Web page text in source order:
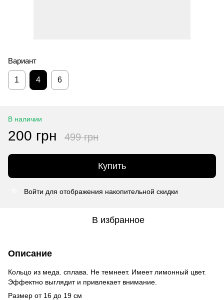
Вариант
1 4 6
В наличии
200 грн 499 грн
Купить
Войти для отображения накопительной скидки
В избранное
Описание
Кольцо из меда. сплава. Не темнеет. Имеет лимонный цвет.
Эффектно выглядит и привлекает внимание.
Размер от 16 до 19 см